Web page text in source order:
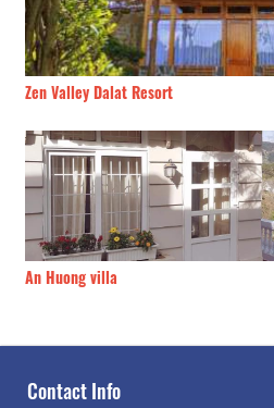
Zen Valley Dalat Resort
An Huong villa
Contact Info